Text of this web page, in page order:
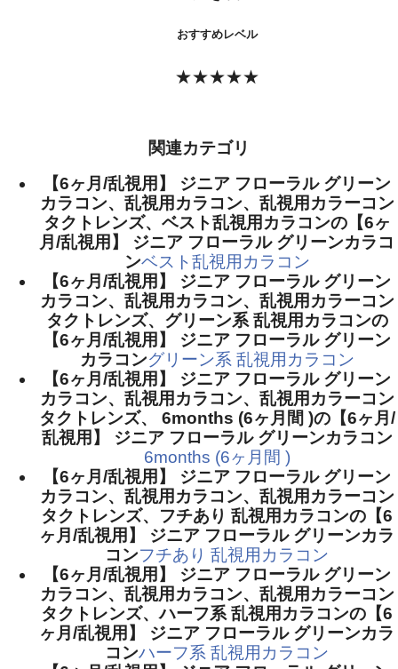
おすすめレベル
★★★★★
関連カテゴリ
【6ヶ月/乱視用】 ジニア フローラル グリーン
カラコン、乱視用カラコン、乱視用カラーコン
タクトレンズ、ベスト乱視用カラコンの【6ヶ
月/乱視用】 ジニア フローラル グリーンカラコ
ンベスト乱視用カラコン
【6ヶ月/乱視用】 ジニア フローラル グリーン
カラコン、乱視用カラコン、乱視用カラーコン
タクトレンズ、グリーン系 乱視用カラコンの
【6ヶ月/乱視用】 ジニア フローラル グリーン
カラコングリーン系 乱視用カラコン
【6ヶ月/乱視用】 ジニア フローラル グリーン
カラコン、乱視用カラコン、乱視用カラーコン
タクトレンズ、 6months (6ヶ月間 )の【6ヶ月/
乱視用】 ジニア フローラル グリーンカラコン
6months (6ヶ月間 )
【6ヶ月/乱視用】 ジニア フローラル グリーン
カラコン、乱視用カラコン、乱視用カラーコン
タクトレンズ、フチあり 乱視用カラコンの【6
ヶ月/乱視用】 ジニア フローラル グリーンカラ
コンフチあり 乱視用カラコン
【6ヶ月/乱視用】 ジニア フローラル グリーン
カラコン、乱視用カラコン、乱視用カラーコン
タクトレンズ、ハーフ系 乱視用カラコンの【6
ヶ月/乱視用】 ジニア フローラル グリーンカラ
コンハーフ系 乱視用カラコン